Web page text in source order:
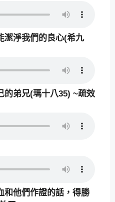
潔淨我們的良心(希九
的弟兄(瑪十八35) ~疏效
和他們作證的話，得勝